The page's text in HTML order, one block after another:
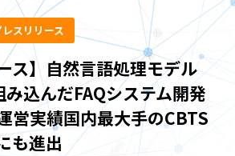
レスリリース
ス】自然言語処理モデル
み込んだFAQシステム開発
営実績国内最大手のCBTS
も進出